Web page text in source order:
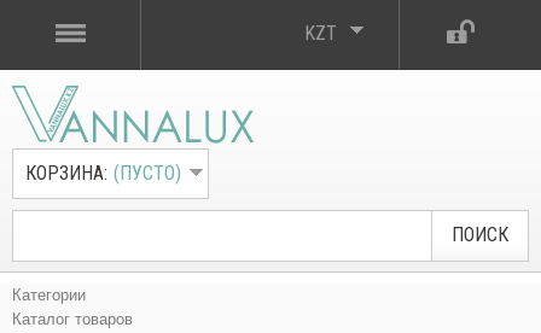
KZT
ПОИСК
КОРЗИНА: (ПУСТО)
Категории
Каталог товаров